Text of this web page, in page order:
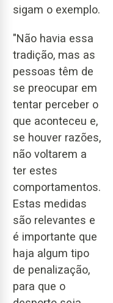
sigam o exemplo.
"Não havia essa
tradição, mas as
pessoas têm de
se preocupar em
tentar perceber o
que aconteceu e,
se houver razões,
não voltarem a
ter estes
comportamentos.
Estas medidas
são relevantes e
é importante que
haja algum tipo
de penalização,
para que o